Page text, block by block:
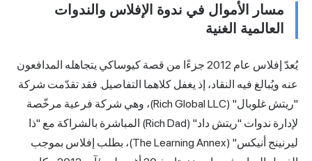
مسار الأموال في ندوة الإفلاس والندوات
العالمية الغنية
يُعدّ إفلاس عام 2012 جزءًا من قصة كيوساكي يتجاهله المدافعون
عنه ويُبالغ فيه النقاد، إذ يغفل كلاهما التفاصيل. فقد تقدّمت شركة
"ريتش غلوبال" (Rich Global LLC)، وهي شركة فرعية مرخّصة
لإدارة ندوات "ريتش داد" (Rich Dad) المباشرة بالشراكة مع "ذا
ليرنينج أنيكس" (The Learning Annex)، بطلب إفلاس بموجب